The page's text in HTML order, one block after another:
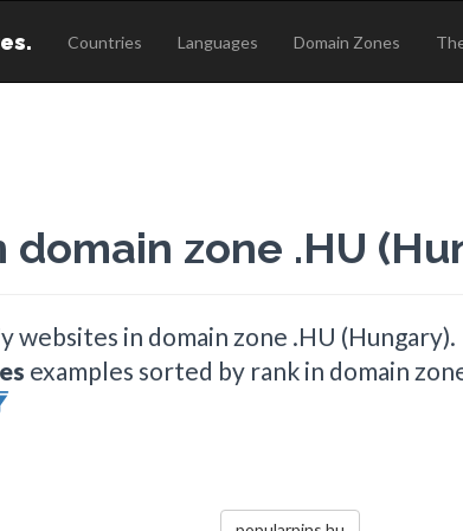
Countries Languages Domain Zones
domain zone .HU
websites in domain zone .HU (Hungary).
examples sorted by rank in domain